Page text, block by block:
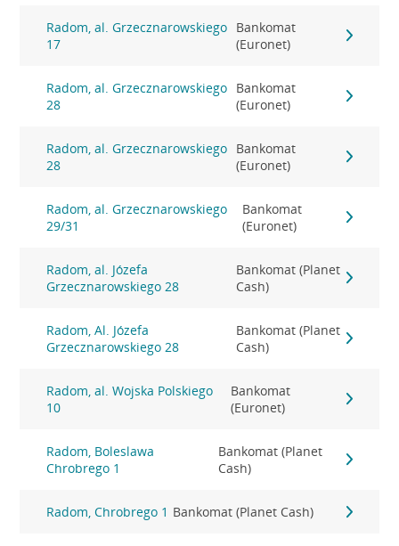
Radom, al. Grzecznarowskiego
17
Bankomat
(Euronet)
Radom, al. Grzecznarowskiego
28
Bankomat
(Euronet)
Radom, al. Grzecznarowskiego
28
Bankomat
(Euronet)
Radom, al. Grzecznarowskiego
29/31
Bankomat
(Euronet)
Radom, al. Józefa
Grzecznarowskiego 28
Bankomat (Planet
Cash)
Radom, Al. Józefa
Grzecznarowskiego 28
Bankomat (Planet
Cash)
Radom, al. Wojska Polskiego
10
Bankomat
(Euronet)
Radom, Boleslawa
Chrobrego 1
Bankomat (Planet
Cash)
Radom, Chrobrego 1 Bankomat (Planet Cash)